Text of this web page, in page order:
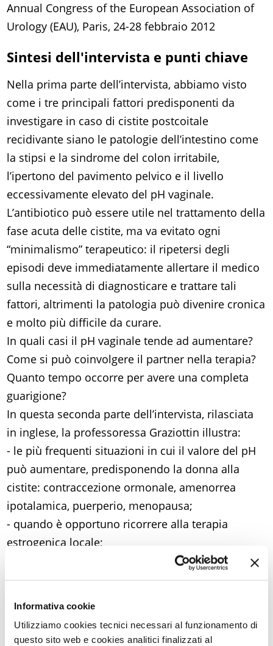
Informativa cookie
Utilizziamo cookies tecnici necessari al funzionamento di
questo sito web e cookies analitici finalizzati al
Annual Congress of the European Association of
Urology (EAU), Paris, 24-28 febbraio 2012
Sintesi dell'intervista e punti chiave
Nella prima parte dell’intervista, abbiamo visto
come i tre principali fattori predisponenti da
investigare in caso di cistite postcoitale
recidivante siano le patologie dell’intestino come
la stipsi e la sindrome del colon irritabile,
l’ipertono del pavimento pelvico e il livello
eccessivamente elevato del pH vaginale.
L’antibiotico può essere utile nel trattamento della
fase acuta delle cistite, ma va evitato ogni
“minimalismo” terapeutico: il ripetersi degli
episodi deve immediatamente allertare il medico
sulla necessità di diagnosticare e trattare tali
fattori, altrimenti la patologia può divenire cronica
e molto più difficile da curare.
In quali casi il pH vaginale tende ad aumentare?
Come si può coinvolgere il partner nella terapia?
Quanto tempo occorre per avere una completa
guarigione?
In questa seconda parte dell’intervista, rilasciata
in inglese, la professoressa Graziottin illustra:
- le più frequenti situazioni in cui il valore del pH
può aumentare, predisponendo la donna alla
cistite: contraccezione ormonale, amenorrea
ipotalamica, puerperio, menopausa;
- quando è opportuno ricorrere alla terapia
estrogenica locale;
- l’importanza di comunicare la diagnosi anche al
partner e di assegnargli un ruolo costruttivo negli
celiachia e altre forme di intolleranza alimentare;